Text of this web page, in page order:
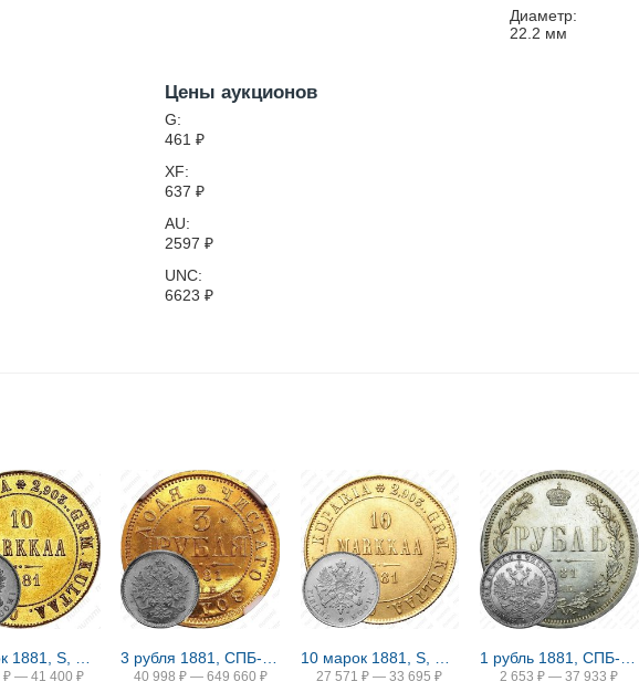
Диаметр:
22.2 мм
Цены аукционов
G:
461 ₽
XF:
637 ₽
AU:
2597 ₽
UNC:
6623 ₽
₽ — 41 400 ₽ 40 998 ₽ — 649 660 ₽ 27 571 ₽ — 33 695 ₽ 2 653 ₽ — 37 933 ₽